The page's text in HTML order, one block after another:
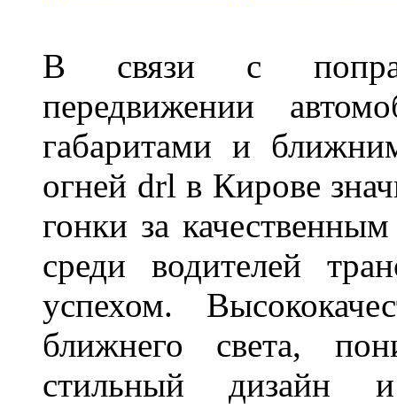
В связи с
передвижении
габаритами и
огней drl в Кирове
гонки за
среди водителей
успехом.
ближнего света,
стильный дизайн